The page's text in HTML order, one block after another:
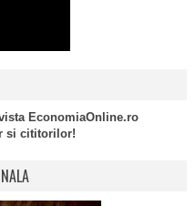
EconomiaOnline.ro
si cititorilor!